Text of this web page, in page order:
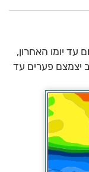
עד יומו האחרון,
יצמצם פערים עד